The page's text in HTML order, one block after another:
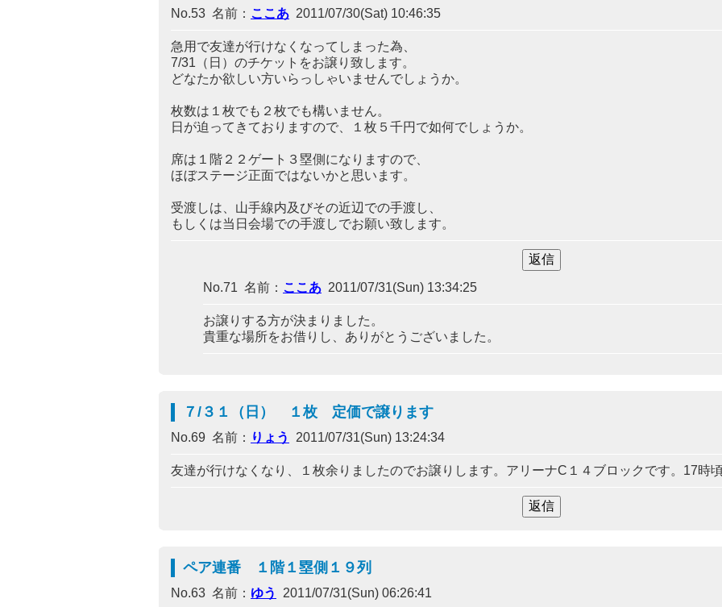
No.53 名前： ここあ 2011/07/30(Sat) 10:46:35
急用で友達が行けなくなってしまった為、
7/31（日）のチケットをお譲り致します。
どなたか欲しい方いらっしゃいませんでしょうか。
枚数は１枚でも２枚でも構いません。
日が迫ってきておりますので、１枚５千円で如何でしょうか。
席は１階２２ゲート３塁側になりますので、
ほぼステージ正面ではないかと思います。
受渡しは、山手線内及びその近辺での手渡し、
もしくは当日会場での手渡しでお願い致します。
No.71 名前： ここあ 2011/07/31(Sun) 13:34:25
お譲りする方が決まりました。
貴重な場所をお借りし、ありがとうございました。
７/３１（日） １枚 定価で譲ります
No.69 名前： りょう 2011/07/31(Sun) 13:24:34
友達が行けなくなり、１枚余りましたのでお譲りします。アリーナC１４ブロックです。17時
ペア連番 １階１塁側１９列
No.63 名前： ゆう 2011/07/31(Sun) 06:26:41